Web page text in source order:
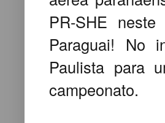
PR-SHE
Paraguai! No
Paulista para
campeonato.